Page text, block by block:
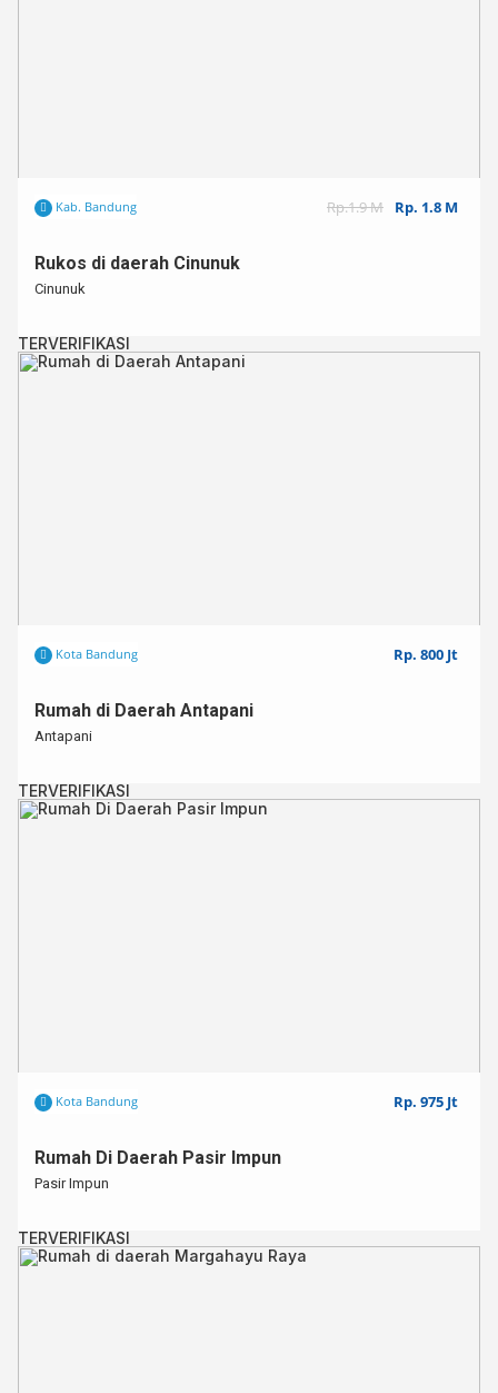
Kab. Bandung Rp.1.9 M Rp. 1.8 M
Rukos di daerah Cinunuk
Cinunuk
TERVERIFIKASI
Kota Bandung Rp. 800 Jt
Rumah di Daerah Antapani
Antapani
TERVERIFIKASI
Kota Bandung Rp. 975 Jt
Rumah Di Daerah Pasir Impun
Pasir Impun
TERVERIFIKASI